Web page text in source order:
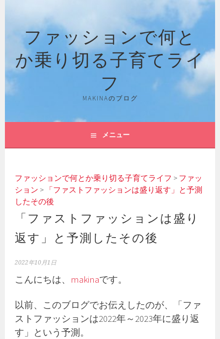
ファッションで何と
か乗り切る子育てライ
フ
MAKINAのブログ
メニュー
ファッションで何とか乗り切る子育てライフ > ファッ
ション > 「ファストファッションは盛り返す」と予測
したその後
「ファストファッションは盛り
返す」と予測したその後
2022年10月1日
こんにちは、 makinaです。
以前、このブログでお伝えしたのが、「ファ
ストファッションは2022年～2023年に盛り返
す」という予測。